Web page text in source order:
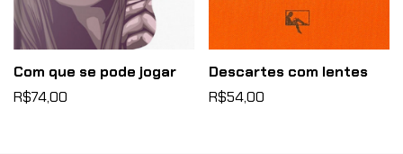
Com que se pode jogar
R$74,00
Descartes com lentes
R$54,00